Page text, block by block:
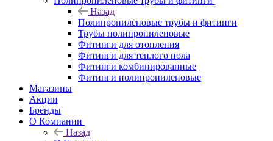
Назад
Полипропиленовые трубы и фитинги
Трубы полипропиленовые
Фитинги для отопления
Фитинги для теплого пола
Фитинги комбинированные
Фитинги полипропиленовые
Магазины
Акции
Бренды
О Компании
Назад